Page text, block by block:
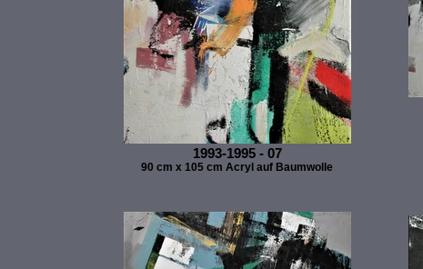
1993-1995 - 07
90 cm x 105 cm Acryl auf Baumwolle